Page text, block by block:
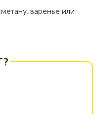
варенье или